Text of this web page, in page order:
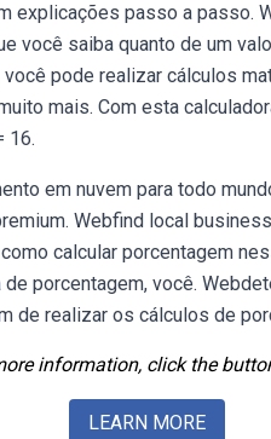
explicações passo a passo.
você saiba quanto de um
pode realizar cálculos
mais. Com esta
16.
em nuvem para todo
Webfind local
calcular porcentagem
porcentagem, você.
de realizar os cálculos de
information, click the
LEARN MORE